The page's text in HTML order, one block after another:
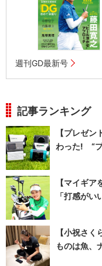
週刊GD最新号
記事ランキング
【プレゼ
わった! “プ
【マイギ
「打感がい
【小祝さ
ものは魚、